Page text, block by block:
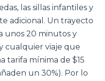
las sillas infantiles y
adicional. Un trayecto
unos 20 minutos y
cualquier viaje que
tarifa mínima de $15
un 30%). Por lo